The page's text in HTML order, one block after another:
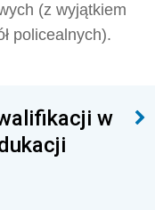
(z wyjątkiem
policealnych).
w